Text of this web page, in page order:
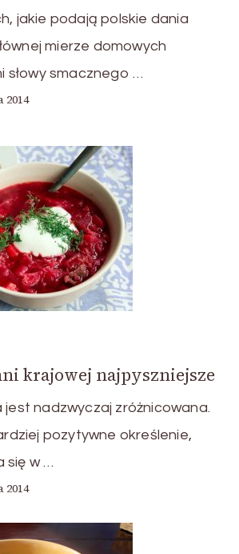
jakie podają polskie dania
mierze domowych
słowy smacznego …
2014
krajowej najpyszniejsze
jest nadzwyczaj zróżnicowana.
pozytywne określenie,
się w …
2014